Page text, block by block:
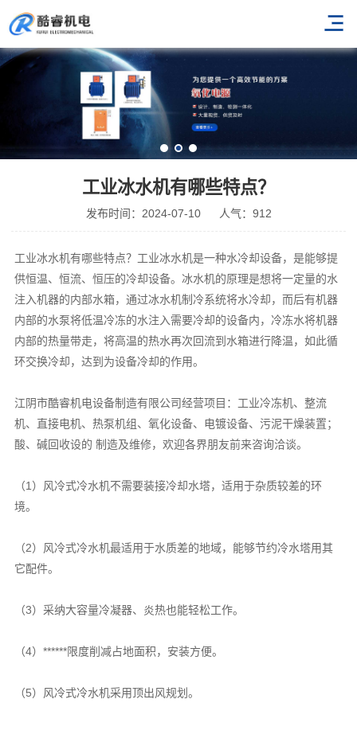
工业冰水机有哪些特点？
发布时间：2024-07-10 人气：912
工业冰水机有哪些特点？工业冰水机是一种水冷却设备，是能够提
供恒温、恒流、恒压的冷却设备。冰水机的原理是想将一定量的水
注入机器的内部水箱，通过冰水机制冷系统将水冷却，而后有机器
内部的水泵将低温冷冻的水注入需要冷却的设备内，冷冻水将机器
内部的热量带走，将高温的热水再次回流到水箱进行降温，如此循
环交换冷却，达到为设备冷却的作用。
江阴市酷睿机电设备制造有限公司经营项目：工业冷冻机、整流
机、直接电机、热泵机组、氧化设备、电镀设备、污泥干燥装置；
酸、碱回收设的 制造及维修，欢迎各界朋友前来咨询洽谈。
（1）风冷式冷水机不需要装接冷却水塔，适用于杂质较差的环
境。
（2）风冷式冷水机最适用于水质差的地域，能够节约冷水塔用其
它配件。
（3）采纳大容量冷凝器、炎热也能轻松工作。
（4）******限度削减占地面积，安装方便。
（5）风冷式冷水机采用顶出风规划。